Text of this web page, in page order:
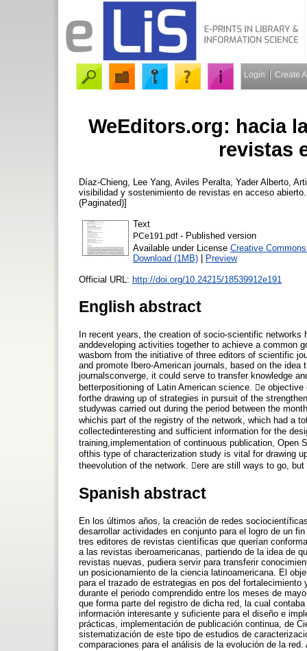
Login Create
WeEditors.org: hacia
revistas
Díaz-Chieng, Lee Yang Aviles Peralta, Yader Alberto
visibilidad y sostenimiento de revistas en acceso
(Paginated)]
Text
PCe191.pdf- Published version
Available under License Creative
Download (1MB) | Preview
Official URL: http://doi.org/10.24215/18539912e191
English abstract
In recent years, the creation of socio-scientific
anddeveloping activities together to achieve a common
wasborn from the initiative of three editors of scientific
and promote Ibero-American journals, based on the
journalsconverge, it could serve to transfer knowledge
betterpositioning of Latin American science. e
forthe drawing up of strategies in pursuit of the
studywas carried out during the period between the
whichis part of the registry of the network, which had a
collectedinteresting and sufficient information for the
training,implementation of continuous publication,
ofthis type of characterization study is vital for drawing
theevolution of the network. ere are still ways to go,
Spanish abstract
En los últimos años, la creación de redes
desarrollar actividades en conjunto para el logro de un
tres editores de revistas científicas que querían
a las revistas iberoamericanas, partiendo de la idea de
revistas nuevas, pudiera servir para transferir
un posicionamiento de la ciencia latinoamericana. El
para el trazado de estrategias en pos del
durante el periodo comprendido entre los meses de
que forma parte del registro de dicha red, la cual
información interesante y suficiente para el diseño e
prácticas, implementación de publicación continua, de
sistematización de este tipo de estudios de
comparaciones para el análisis de la evolución de la